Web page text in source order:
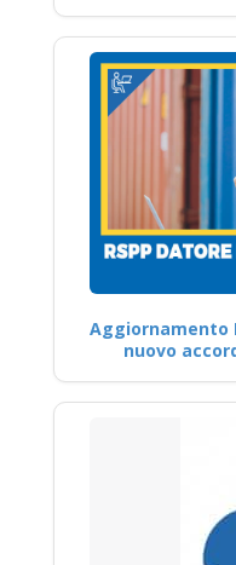
Aggiornamento
nuovo